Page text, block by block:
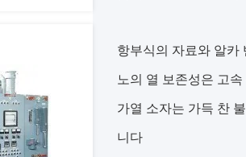
항부식의 자료와 알카
노의 열 보존성은 고
가열 소자는 가득 찬
니다